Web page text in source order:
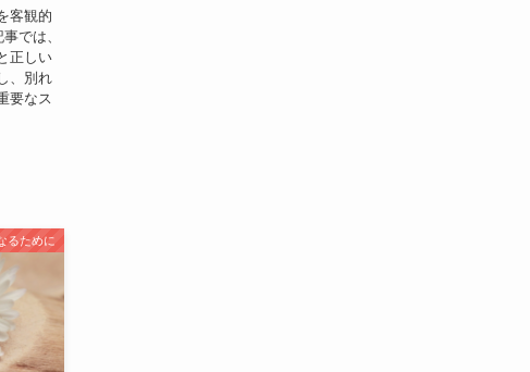
客観的
では、
正しい
、別れ
要なス
るために